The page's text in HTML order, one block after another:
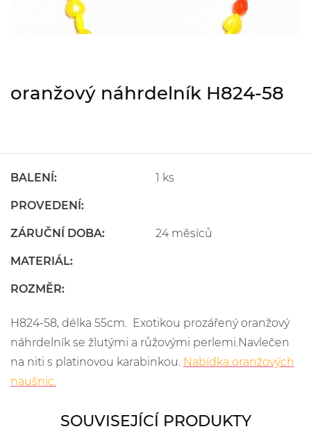
oranžový náhrdelník H824-58
BALENÍ: 1 ks
PROVEDENÍ:
ZÁRUČNÍ DOBA: 24 měsíců
MATERIÁL:
ROZMĚR:
H824-58, délka 55cm. Exotikou prozářený oranžový
náhrdelník se žlutými a růžovými perlemi.Navlečen
na niti s platinovou karabinkou. Nabídka oranžových
naušnic.
SOUVISEJÍCÍ PRODUKTY